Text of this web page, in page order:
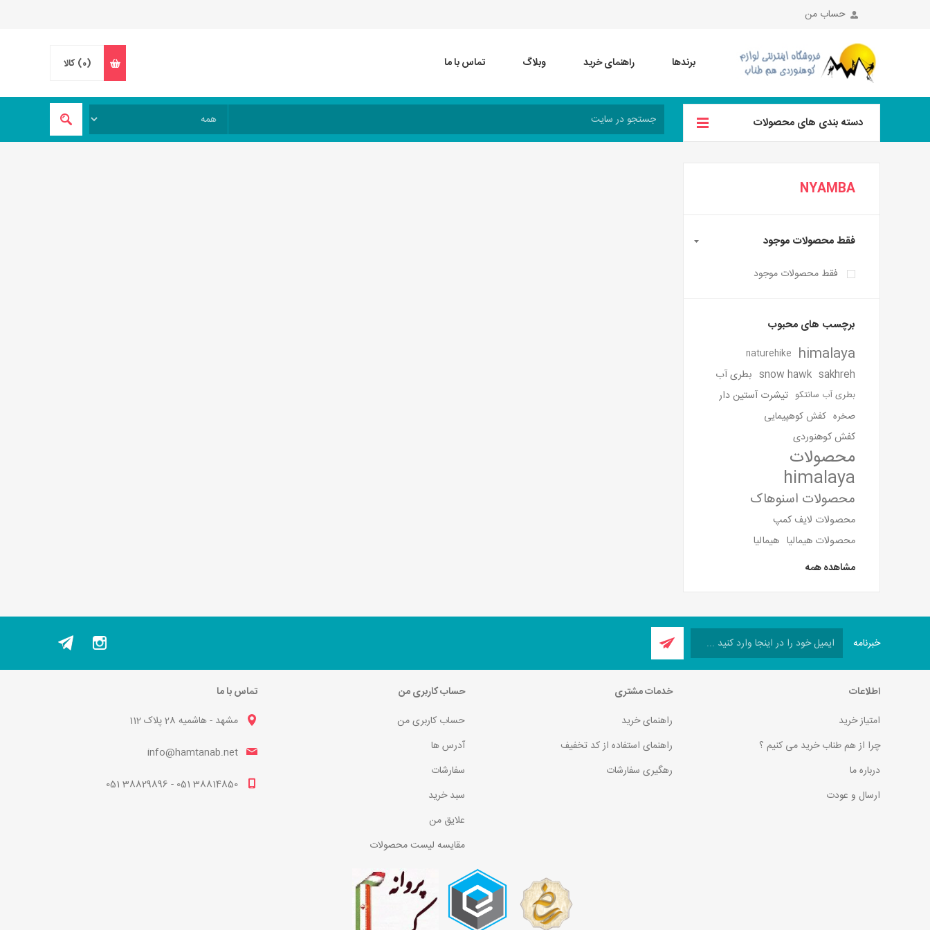
حساب من
برندها راهنمای خرید وبلاگ تماس با ما (0) کالا
دسته بندی های محصولات
NYAMBA
فقط محصولات موجود
فقط محصولات موجود
برچسب های محبوب
himalaya
naturehike
sakhreh
snow hawk بطری آب
بطری آب سانتکو تیشرت آستین دار
صخره کفش کوهپیمایی
کفش کوهنوردی
محصولات
himalaya
محصولات اسنوهاک
محصولات لایف کمپ
محصولات هیمالیا هیمالیا
مشاهده همه
خبرنامه
اطلاعات
امتیاز خرید
چرا از هم طناب خرید می کنیم ؟
درباره ما
ارسال و عودت
خدمات مشتری
راهنمای خرید
راهنمای استفاده از کد تخفیف
رهگیری سفارشات
حساب کاربری من
حساب کاربری من
آدرس ها
سفارشات
سبد خرید
علایق من
مقایسه لیست محصولات
تماس با ما
مشهد - هاشمیه 28 پلاک 112
info@hamtanab.net
38814850 051 - 38829896 051